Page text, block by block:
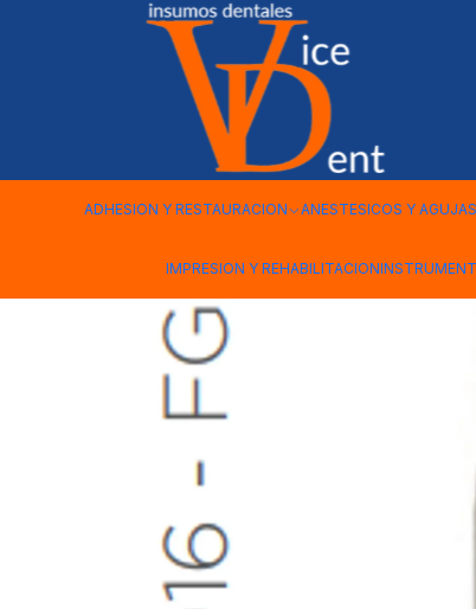
ADHESION Y RESTAURACION ANESTESICOS Y AGUJAS
IMPRESION Y REHABILITACION
FRESA CARBIDE KERR A/V 016 FG 5